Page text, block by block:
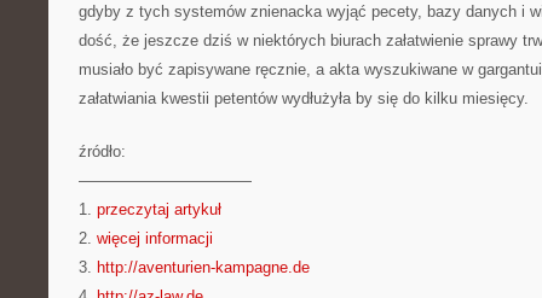
gdyby z tych systemów znienacka wyjąć pecety, bazy danych i
dość, że jeszcze dziś w niektórych biurach załatwienie sprawy
musiało być zapisywane ręcznie, a akta wyszukiwane w
załatwiania kwestii petentów wydłużyła by się do kilku miesięcy.
źródło:
———————————
1. przeczytaj artykuł
2. więcej informacji
3. http://aventurien-kampagne.de